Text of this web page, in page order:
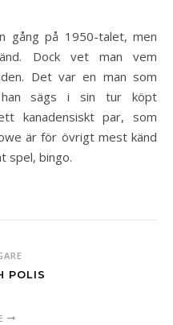
gång på 1950-talet, men
Dock vet man vem
Det var en man som
sägs i sin tur köpt
kanadensiskt par, som
är för övrigt mest känd
spel, bingo.
POLIS